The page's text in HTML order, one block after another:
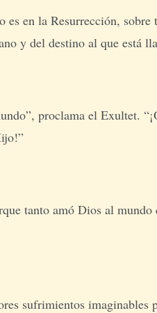
en la Resurrección, sobre
y del destino al que está
proclama el Exultet.
tanto amó Dios al
sufrimientos imaginables